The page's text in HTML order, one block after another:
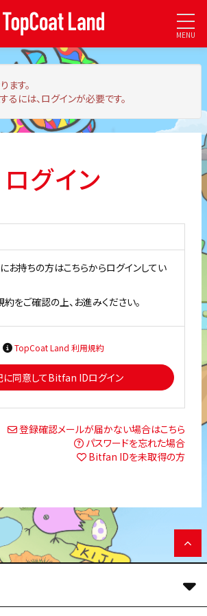
MENU
ます。
るには、ログインが必要です。
ログイン
お持ちの方はこちらからログインしてい
をご確認の上、お進みください。
TopCoat Land 利用規約
に同意してBitfan IDログイン
登録確認メールが届かない場合はこちら
パスワードを忘れた場合
Bitfan IDを未取得の方